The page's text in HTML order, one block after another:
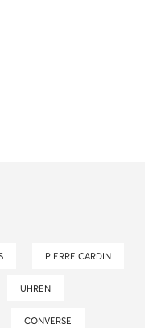
PIERRE CARDIN
UHREN
CONVERSE